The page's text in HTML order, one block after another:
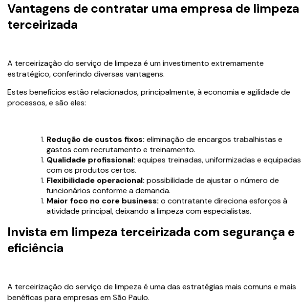
Vantagens de contratar uma empresa de limpeza
terceirizada
A terceirização do serviço de limpeza é um investimento extremamente
estratégico, conferindo diversas vantagens.
Estes benefícios estão relacionados, principalmente, à economia e agilidade de
processos, e são eles:
Redução de custos fixos: eliminação de encargos trabalhistas e
gastos com recrutamento e treinamento.
Qualidade profissional: equipes treinadas, uniformizadas e equipadas
com os produtos certos.
Flexibilidade operacional: possibilidade de ajustar o número de
funcionários conforme a demanda.
Maior foco no core business: o contratante direciona esforços à
atividade principal, deixando a limpeza com especialistas.
Invista em limpeza terceirizada com segurança e
eficiência
A terceirização do serviço de limpeza é uma das estratégias mais comuns e mais
benéficas para empresas em São Paulo.